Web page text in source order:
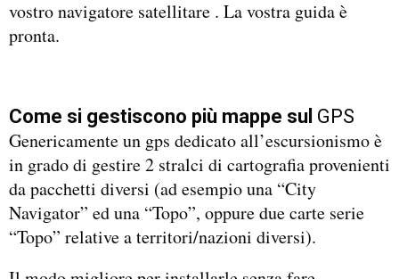
vostro navigatore satellitare . La vostra guida è
pronta.
Come si gestiscono più mappe sul GPS
Genericamente un gps dedicato all’escursionismo è
in grado di gestire 2 stralci di cartografia provenienti
da pacchetti diversi (ad esempio una “City
Navigator” ed una “Topo”, oppure due carte serie
“Topo” relative a territori/nazioni diversi).